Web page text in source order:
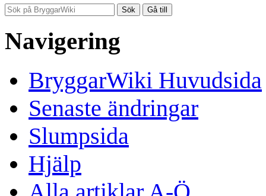
Navigering
BryggarWiki Huvudsida
Senaste ändringar
Slumpsida
Hjälp